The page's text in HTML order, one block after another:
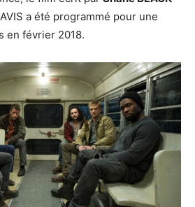
a été programmé pour une
en février 2018.